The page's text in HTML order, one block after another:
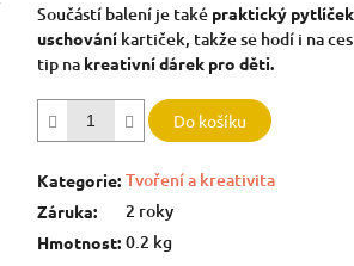
Součástí balení je také praktický
uschování kartiček, takže se hodí i na
tip na kreativní dárek pro děti.
Do košíku
Kategorie: Tvoření a kreativita
Záruka: 2 roky
Hmotnost: 0.2 kg